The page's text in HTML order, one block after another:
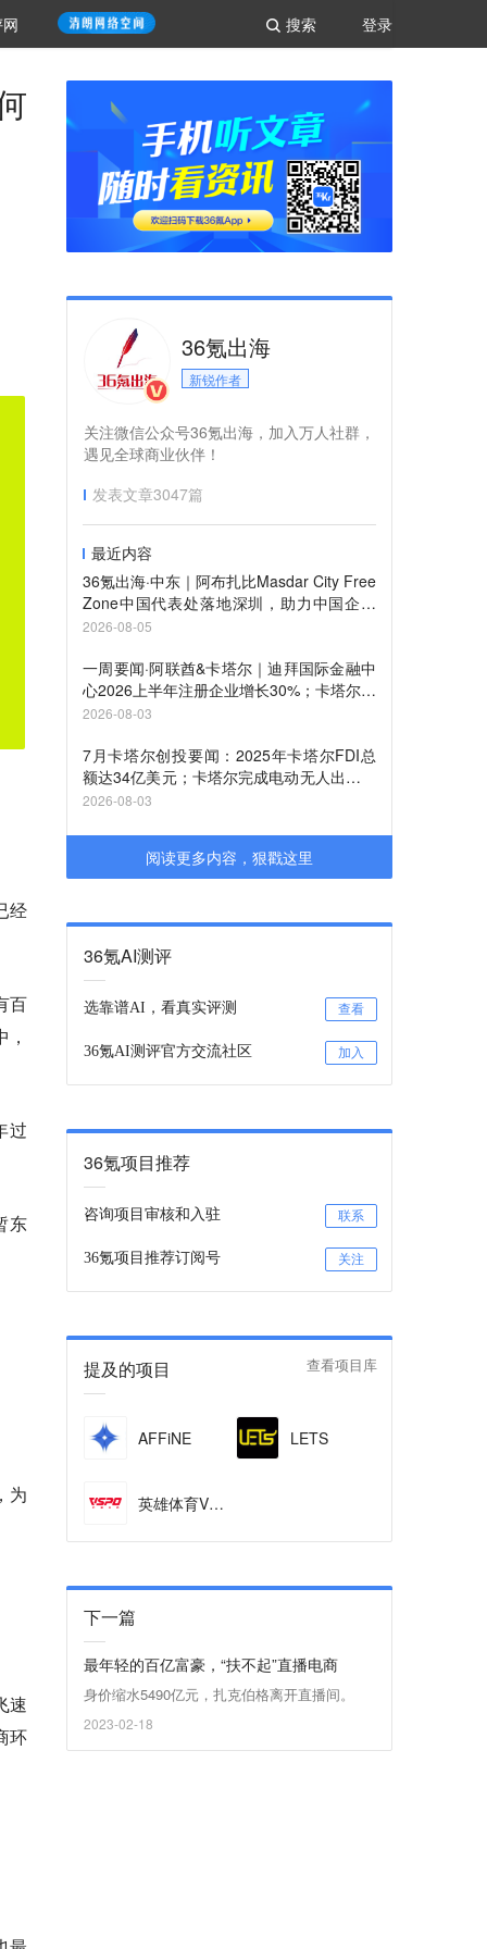
登录
搜索
经
百
过
东
为
速
环
36氪出海
新锐作者
关注微信公众号36氪出海，加入万人社群，
遇见全球商业伙伴！
发表文章3047篇
最近内容
36氪出海·中东｜阿布扎比Masdar City Free
Zone中国代表处落地深圳，助力中国企业
布局中东市场
2026-08-05
一周要闻·阿联酋&卡塔尔｜迪拜国际金融中
心2026上半年注册企业增长30%；卡塔尔自
由区管理局推出卡塔尔钻石交易所
2026-08-03
7月卡塔尔创投要闻：2025年卡塔尔FDI总
额达34亿美元；卡塔尔完成电动无人出租车
试运行
2026-08-03
阅读更多内容，狠戳这里
36氪AI测评
选靠谱AI，看真实评测 查看
36氪AI测评官方交流社区 加入
36氪项目推荐
咨询项目审核和入驻 联系
36氪项目推荐订阅号 关注
提及的项目 查看项目库
AFFiNE LETS
英雄体育VSPO
下一篇
最年轻的百亿富豪，“扶不起”直播电商
身价缩水5490亿元，扎克伯格离开直播间。
2023-02-18